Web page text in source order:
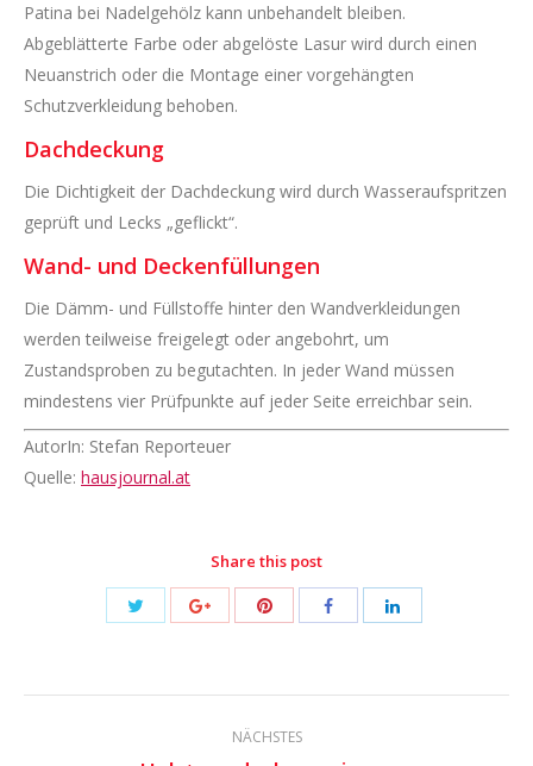
Patina bei Nadelgehölz kann unbehandelt bleiben.
Abgeblätterte Farbe oder abgelöste Lasur wird durch einen
Neuanstrich oder die Montage einer vorgehängten
Schutzverkleidung behoben.
Dachdeckung
Die Dichtigkeit der Dachdeckung wird durch Wasseraufspritzen
geprüft und Lecks „geflickt“.
Wand- und Deckenfüllungen
Die Dämm- und Füllstoffe hinter den Wandverkleidungen
werden teilweise freigelegt oder angebohrt, um
Zustandsproben zu begutachten. In jeder Wand müssen
mindestens vier Prüfpunkte auf jeder Seite erreichbar sein.
AutorIn: Stefan Reporteuer
Quelle: hausjournal.at
Share this post
Share
Share
Share Share
Kommentarnavigation
NÄCHSTES